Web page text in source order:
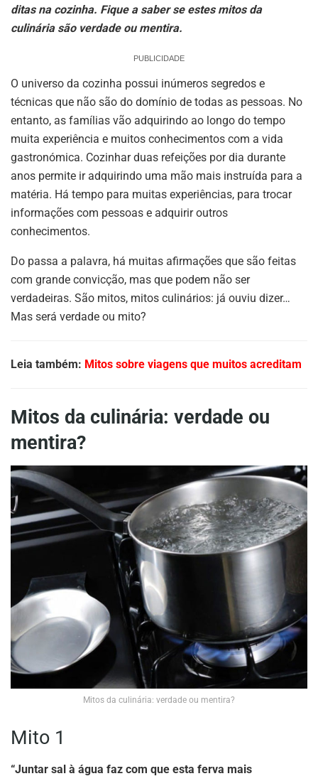
ditas na cozinha. Fique a saber se estes mitos da
culinária são verdade ou mentira.
PUBLICIDADE
O universo da cozinha possui inúmeros segredos e
técnicas que não são do domínio de todas as pessoas. No
entanto, as famílias vão adquirindo ao longo do tempo
muita experiência e muitos conhecimentos com a vida
gastronómica. Cozinhar duas refeições por dia durante
anos permite ir adquirindo uma mão mais instruída para a
matéria. Há tempo para muitas experiências, para trocar
informações com pessoas e adquirir outros
conhecimentos.
Do passa a palavra, há muitas afirmações que são feitas
com grande convicção, mas que podem não ser
verdadeiras. São mitos, mitos culinários: já ouviu dizer…
Mas será verdade ou mito?
Leia também: Mitos sobre viagens que muitos acreditam
Mitos da culinária: verdade ou
mentira?
Mitos da culinária: verdade ou mentira?
Mito 1
“Juntar sal à água faz com que esta ferva mais